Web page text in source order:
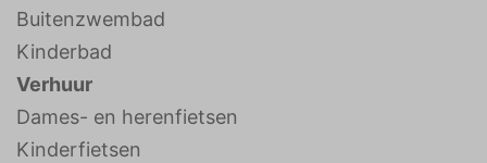
Buitenzwembad
Kinderbad
Verhuur
Dames- en herenfietsen
Kinderfietsen